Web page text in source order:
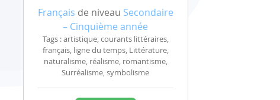
Français de niveau Secondaire
– Cinquième année
Tags : artistique, courants littéraires,
français, ligne du temps, Littérature,
naturalisme, réalisme, romantisme,
Surréalisme, symbolisme